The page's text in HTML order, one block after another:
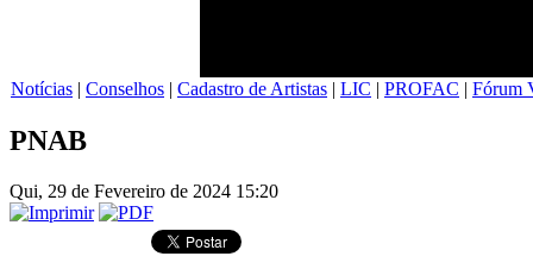
Notícias | Conselhos | Cadastro de Artistas | LIC | PROFAC | Fórum
PNAB
Qui, 29 de Fevereiro de 2024 15:20